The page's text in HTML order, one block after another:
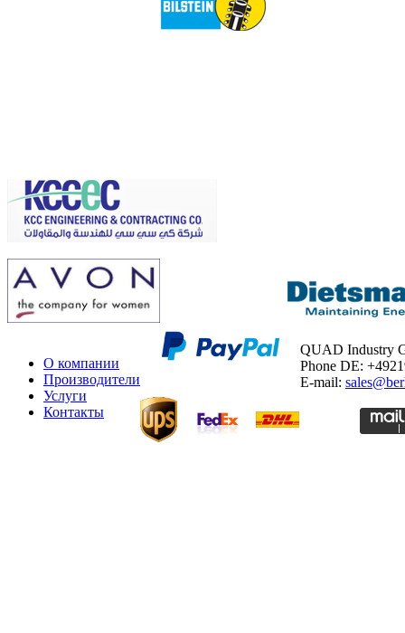
О компании
Производители
Услуги
Контакты
QUAD Industry
Phone DE:
E-mail: